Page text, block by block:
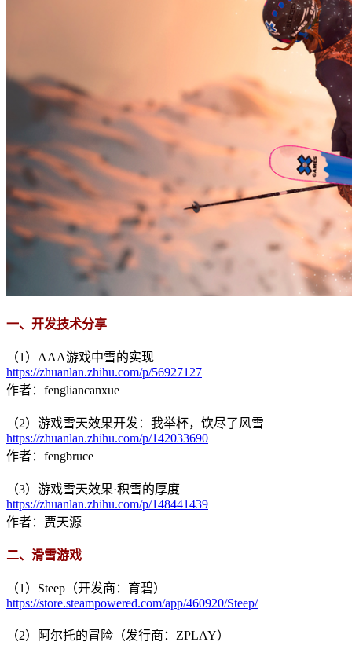
一、开发技术分享
（1）AAA游戏中雪的实现
https://zhuanlan.zhihu.com/p/56927127
作者：fengliancanxue
（2）游戏雪天效果开发：我举杯，饮尽了风雪
https://zhuanlan.zhihu.com/p/142033690
作者：fengbruce
（3）游戏雪天效果·积雪的厚度
https://zhuanlan.zhihu.com/p/148441439
作者：贾天源
二、滑雪游戏
（1）Steep（开发商：育碧）
https://store.steampowered.com/app/460920/Steep/
（2）阿尔托的冒险（发行商：ZPLAY）